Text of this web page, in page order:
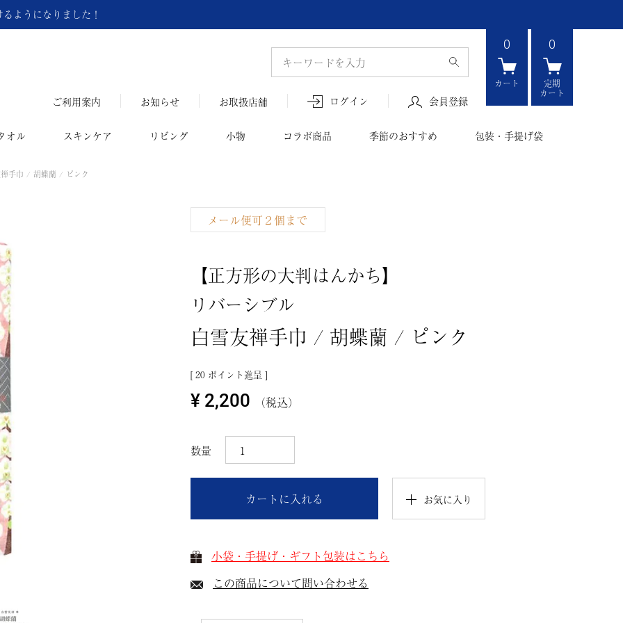
ようになりました！
ご利用案内 お知らせ お取扱店舗 ログイン 会員登録
0
カート
0
定期
カート
オル スキンケア リビング 小物 コラボ商品 季節のおすすめ 包装・手提げ袋
手巾 / 胡蝶蘭 / ピンク
メール便可２個まで
【正方形の大判はんかち】
リバーシブル
白雪友禅手巾 / 胡蝶蘭 / ピンク
[ 20 ポイント進呈 ]
¥ 2,200 税込
お気に入り
カートに入れる
小袋・手提げ・ギフト包装はこちら
この商品について問い合わせる